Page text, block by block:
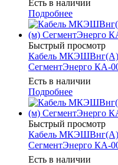
Есть в наличии
Подробнее
Быстрый просмотр
Кабель
СегментЭнерго КА-
Есть в наличии
Подробнее
Быстрый просмотр
Кабель
СегментЭнерго КА-
Есть в наличии